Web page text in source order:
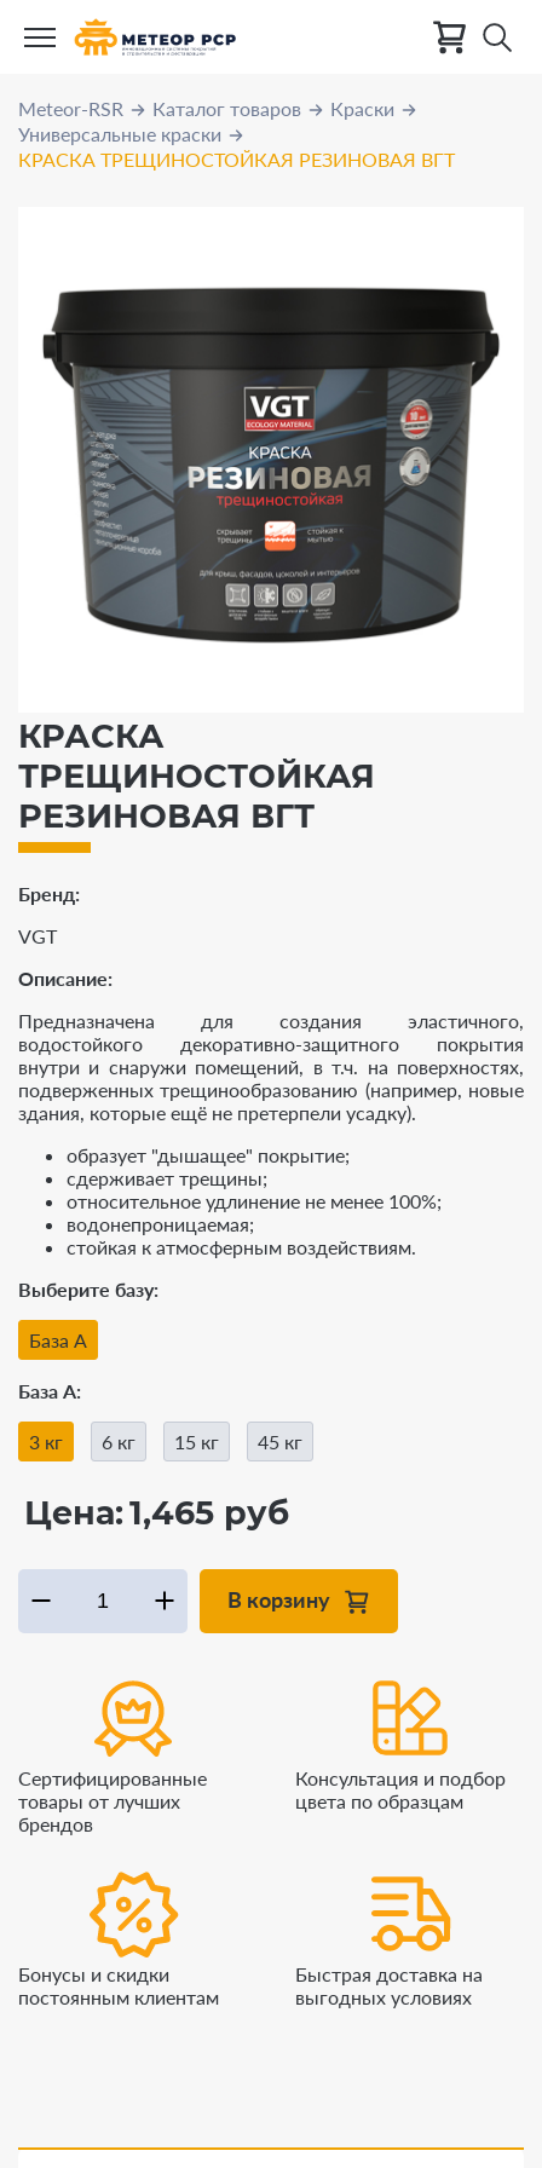
Meteor-RSR Каталог товаров
Краски
Универсальные краски
КРАСКА ТРЕЩИНОСТОЙКАЯ РЕЗИНОВАЯ ВГТ
КРАСКА
ТРЕЩИНОСТОЙКАЯ
РЕЗИНОВАЯ ВГТ
Бренд
VGT
Описание:
Предназначена для создания эластичного,
водостойкого декоративно-защитного покрытия
внутри и снаружи помещений, в т.ч. на поверхностях,
подверженных трещинообразованию (например, новые
здания, которые ещё не претерпели усадку).
образует "дышащее" покрытие;
сдерживает трещины;
относительное удлинение не менее 100%;
водонепроницаемая;
стойкая к атмосферным воздействиям.
Выберите базу
База А
База А
3 кг 6 кг 15 кг 45 кг
Цена:1,465 руб
В корзину
Сертифицированные
товары от лучших
брендов
Консультация и подбор
цвета по образцам
Бонусы и скидки
постоянным клиентам
Быстрая доставка на
выгодных условиях